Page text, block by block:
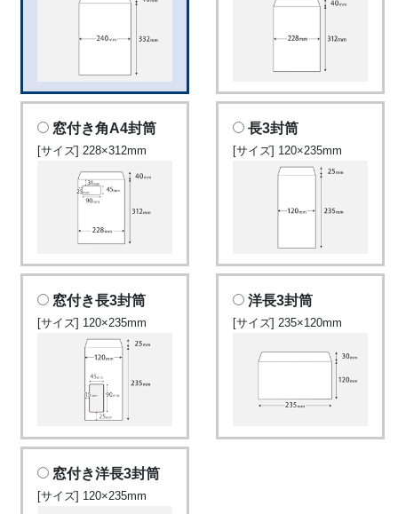
窓付き角A4封筒
[サイズ] 228×312mm
長3封筒
[サイズ] 120×235mm
窓付き長3封筒
[サイズ] 120×235mm
洋長3封筒
[サイズ] 235×120mm
窓付き洋長3封筒
[サイズ] 120×235mm